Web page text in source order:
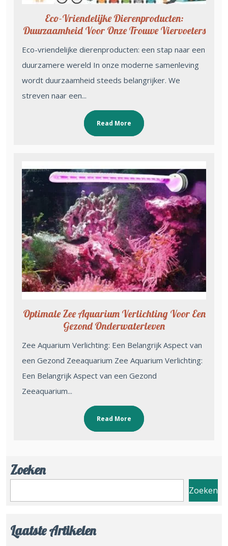
Eco-Vriendelijke Dierenproducten:
Duurzaamheid Voor Onze Trouwe Viervoeters
Eco-vriendelijke dierenproducten: een stap naar een
duurzamere wereld In onze moderne samenleving
wordt duurzaamheid steeds belangrijker. We
streven naar een...
Read More
Optimale Zee Aquarium Verlichting Voor Een
Gezond Onderwaterleven
Zee Aquarium Verlichting: Een Belangrijk Aspect van
een Gezond Zeeaquarium Zee Aquarium Verlichting:
Een Belangrijk Aspect van een Gezond
Zeeaquarium...
Read More
Zoeken
Zoeken
Laatste Artikelen